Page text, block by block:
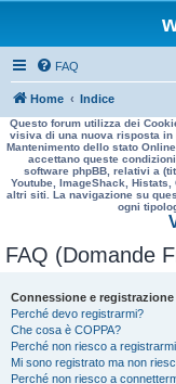
FAQ
Home Indice
Questo forum utilizza dei
visiva di una nuova risposta
Mantenimento dello stato
accettano queste
software phpBB, relativi a
Youtube, ImageShack,
altri siti. La navigazione su
ogni
FAQ (Domande
Connessione e registrazione
Perché devo registrarmi?
Che cosa è COPPA?
Perché non riesco a
Mi sono registrato ma non
Perché non riesco a